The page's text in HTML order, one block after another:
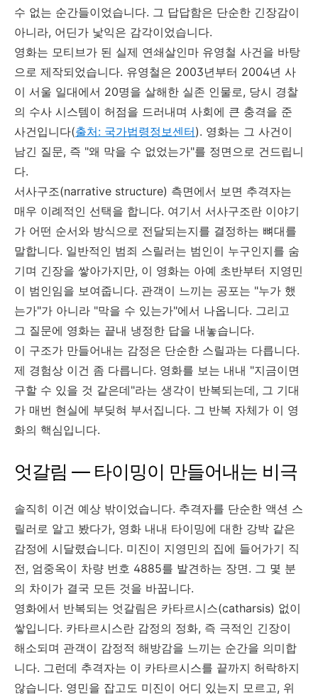
수 없는 순간들이었습니다. 그 답답함은 단순한 긴장감이
아니라, 어딘가 낯익은 감각이었습니다.
영화는 모티브가 된 실제 연쇄살인마 유영철 사건을 바탕
으로 제작되었습니다. 유영철은 2003년부터 2004년 사
이 서울 일대에서 20명을 살해한 실존 인물로, 당시 경찰
의 수사 시스템이 허점을 드러내며 사회에 큰 충격을 준
사건입니다(출처: 국가법령정보센터). 영화는 그 사건이
남긴 질문, 즉 "왜 막을 수 없었는가"를 정면으로 건드립니
다.
서사구조(narrative structure) 측면에서 보면 추격자는
매우 이례적인 선택을 합니다. 여기서 서사구조란 이야기
가 어떤 순서와 방식으로 전달되는지를 결정하는 뼈대를
말합니다. 일반적인 범죄 스릴러는 범인이 누구인지를 숨
기며 긴장을 쌓아가지만, 이 영화는 아예 초반부터 지영민
이 범인임을 보여줍니다. 관객이 느끼는 공포는 "누가 했
는가"가 아니라 "막을 수 있는가"에서 나옵니다. 그리고
그 질문에 영화는 끝내 냉정한 답을 내놓습니다.
이 구조가 만들어내는 감정은 단순한 스릴과는 다릅니다.
제 경험상 이건 좀 다릅니다. 영화를 보는 내내 "지금이면
구할 수 있을 것 같은데"라는 생각이 반복되는데, 그 기대
가 매번 현실에 부딪혀 부서집니다. 그 반복 자체가 이 영
화의 핵심입니다.
엇갈림 — 타이밍이 만들어내는 비극
솔직히 이건 예상 밖이었습니다. 추격자를 단순한 액션 스
릴러로 알고 봤다가, 영화 내내 타이밍에 대한 강박 같은
감정에 시달렸습니다. 미진이 지영민의 집에 들어가기 직
전, 엄중옥이 차량 번호 4885를 발견하는 장면. 그 몇 분
의 차이가 결국 모든 것을 바꿉니다.
영화에서 반복되는 엇갈림은 카타르시스(catharsis) 없이
쌓입니다. 카타르시스란 감정의 정화, 즉 극적인 긴장이
해소되며 관객이 감정적 해방감을 느끼는 순간을 의미합
니다. 그런데 추격자는 이 카타르시스를 끝까지 허락하지
않습니다. 영민을 잡고도 미진이 어디 있는지 모르고, 위